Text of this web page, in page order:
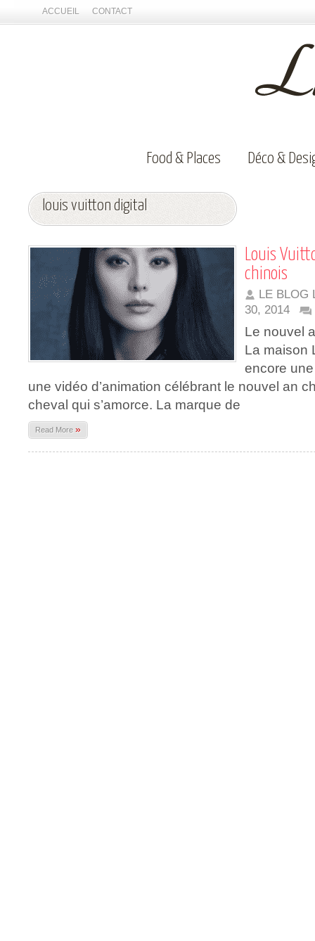
ACCUEIL CONTACT
Food & Places Déco &
louis vuitton digital
Louis
chinois
LE BLOG
30, 2014
Le nouvel
La maison
encore
une vidéo d’animation célébrant le nouvel an
cheval qui s’amorce. La marque de
Read More »